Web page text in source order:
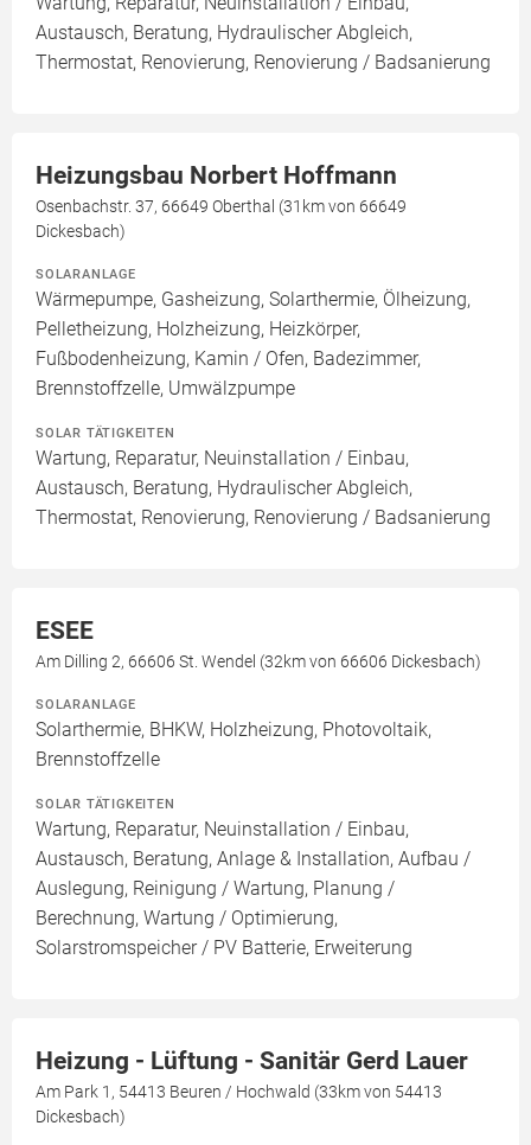
Austausch, Beratung, Hydraulischer Abgleich,
Thermostat, Renovierung, Renovierung / Badsanierung
Heizungsbau Norbert Hoffmann
Osenbachstr. 37, 66649 Oberthal (31km von 66649
Dickesbach)
SOLARANLAGE
Wärmepumpe, Gasheizung, Solarthermie, Ölheizung,
Pelletheizung, Holzheizung, Heizkörper,
Fußbodenheizung, Kamin / Ofen, Badezimmer,
Brennstoffzelle, Umwälzpumpe
SOLAR TÄTIGKEITEN
Wartung, Reparatur, Neuinstallation / Einbau,
Austausch, Beratung, Hydraulischer Abgleich,
Thermostat, Renovierung, Renovierung / Badsanierung
ESEE
Am Dilling 2, 66606 St. Wendel (32km von 66606 Dickesbach)
SOLARANLAGE
Solarthermie, BHKW, Holzheizung, Photovoltaik,
Brennstoffzelle
SOLAR TÄTIGKEITEN
Wartung, Reparatur, Neuinstallation / Einbau,
Austausch, Beratung, Anlage & Installation, Aufbau /
Auslegung, Reinigung / Wartung, Planung /
Berechnung, Wartung / Optimierung,
Solarstromspeicher / PV Batterie, Erweiterung
Heizung - Lüftung - Sanitär Gerd Lauer
Am Park 1, 54413 Beuren / Hochwald (33km von 54413
Dickesbach)